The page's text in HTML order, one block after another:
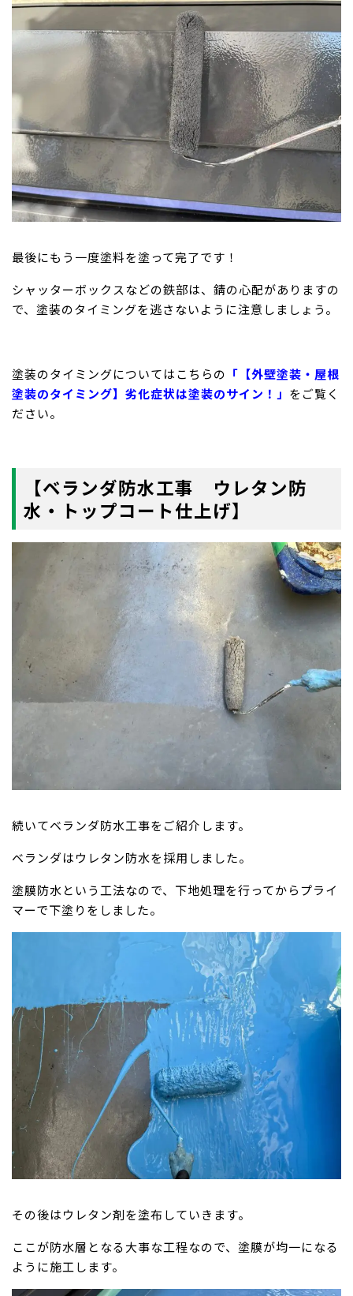
最後にもう一度塗料を塗って完了です！
シャッターボックスなどの鉄部は、錆の心配がありますの
で、塗装のタイミングを逃さないように注意しましょう。
塗装のタイミングについてはこちらの 「【外壁塗装・屋根
塗装のタイミング】劣化症状は塗装のサイン！」 をご覧く
ださい。
【ベランダ防水工事 ウレタン防
水・トップコート仕上げ】
続いてベランダ防水工事をご紹介します。
ベランダはウレタン防水を採用しました。
塗膜防水という工法なので、下地処理を行ってからプライ
マーで下塗りをしました。
その後はウレタン剤を塗布していきます。
ここが防水層となる大事な工程なので、塗膜が均一になる
ように施工します。